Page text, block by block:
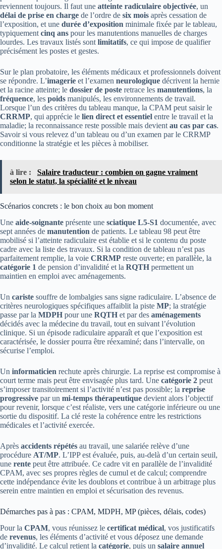
reviennent toujours. Il faut une atteinte radiculaire objectivée, un
délai de prise en charge de l’ordre de six mois après cessation de
l’exposition, et une durée d’exposition minimale fixée par le tableau,
typiquementcinq ans pour les manutentions manuelles de charges
lourdes. Les travaux listés sontlimitatifs, ce qui impose de qualifier
précisément les postes et gestes.
Sur le plan probatoire, les éléments médicaux et professionnels doivent
se répondre. L’imagerie et l’examen neurologique décrivent la hernie
et la racine atteinte; le dossier de poste retrace les manutentions, la
fréquence, les poids manipulés, les environnements de travail.
Lorsque l’un des critères du tableau manque, la CPAM peut saisir le
CRRMP, qui apprécie le lien direct et essentiel entre le travail et la
maladie; la reconnaissance reste possible mais devientau cas par cas.
Savoir si vous relevez d’un tableau ou d’un examen par le CRRMP
conditionne la stratégie et les pièces à mobiliser.
à lire :
Salaire traducteur : combien on gagne vraiment
selon le statut, la spécialité et le niveau
Scénarios concrets : le bon choix au bon moment
Une aide-soignante présente une sciatique L5-S1 documentée, avec
sept années de manutention de patients. Le tableau 98 peut être
mobilisé si l’atteinte radiculaire est établie et si le contenu du poste
cadre avec la liste des travaux. Si la condition de tableau n’est pas
parfaitement remplie, la voie CRRMP reste ouverte; en parallèle, la
catégorie 1 de pension d’invalidité et la RQTH permettent un
maintien en emploi avec aménagements.
Un cariste souffre de lombalgies sans signe radiculaire. L’absence de
critères neurologiques spécifiques affaiblit la piste MP; la stratégie
passe par la MDPH pour une RQTH et par des aménagements
décidés avec la médecine du travail, tout en suivant l’évolution
clinique. Si un épisode radiculaire apparaît et que l’exposition est
caractérisée, le dossier pourra être réexaminé; dans l’intervalle, on
sécurise l’emploi.
Un informaticien rechute après chirurgie. La reprise est compromise à
court terme mais peut être envisagée plus tard. Une catégorie 2 peut
s’imposer transitoirement si l’activité n’est pas possible; la reprise
progressive par un mi-temps thérapeutique devient alors l’objectif
pour revenir, lorsque c’est réaliste, vers une catégorie inférieure ou une
sortie du dispositif. La clé reste la cohérence entre les restrictions
médicales et l’activité exercée.
Après accidents répétés au travail, une salariée relève d’une
procédure AT/MP. L’IPP est évaluée, puis, au-delà d’un certain seuil,
une rente peut être attribuée. Ce cadre vit en parallèle de l’invalidité
CPAM, avec ses propres règles de cumul et de calcul; comprendre
cette indépendance évite les doublons et contribue à un arbitrage plus
serein entre maintien en emploi et sécurisation des revenus.
Démarches pas à pas : CPAM, MDPH, MP (pièces, délais, codes)
Pour la CPAM, vous réunissez le certificat médical, vos justificatifs
de revenus, les éléments d’activité et vous déposez une demande
d’invalidité. Le calcul retient la catégorie, puis un salaire annuel